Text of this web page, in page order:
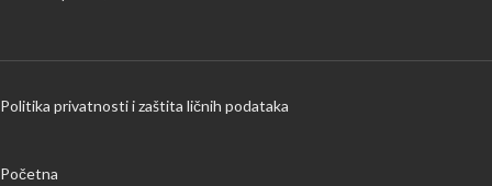
Politika privatnosti i zaštita ličnih podataka
Početna